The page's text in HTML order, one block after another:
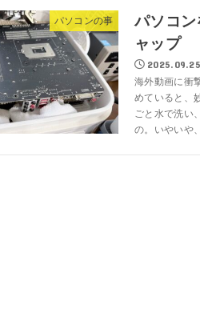
パソコンの事
パソコ
ャップ
2025.09.25
海外動画に衝
めていると、
ごと水で洗い
の。いやいや